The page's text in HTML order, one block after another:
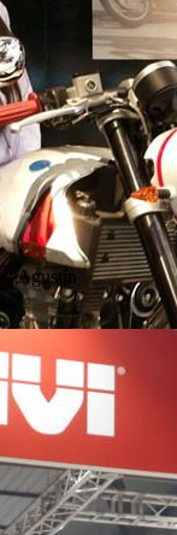
:Agustín